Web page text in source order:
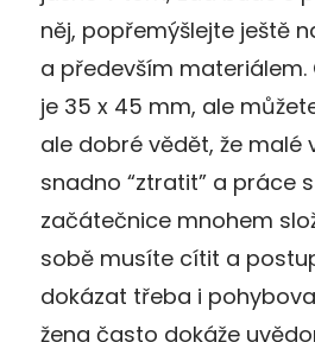
něj, popřemýšlejte ještě
a především materiálem.
je 35 x 45 mm, ale
ale dobré vědět, že malé
snadno “ztratit” a práce
začátečnice mnohem
sobě musíte cítit a
dokázat třeba i
žena často dokáže